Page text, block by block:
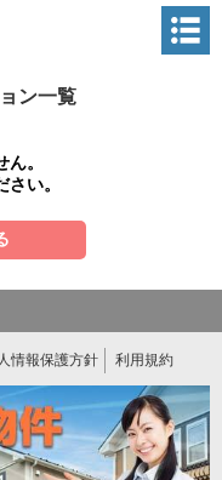
ン一覧
。
い。
情報保護方針 利用規約